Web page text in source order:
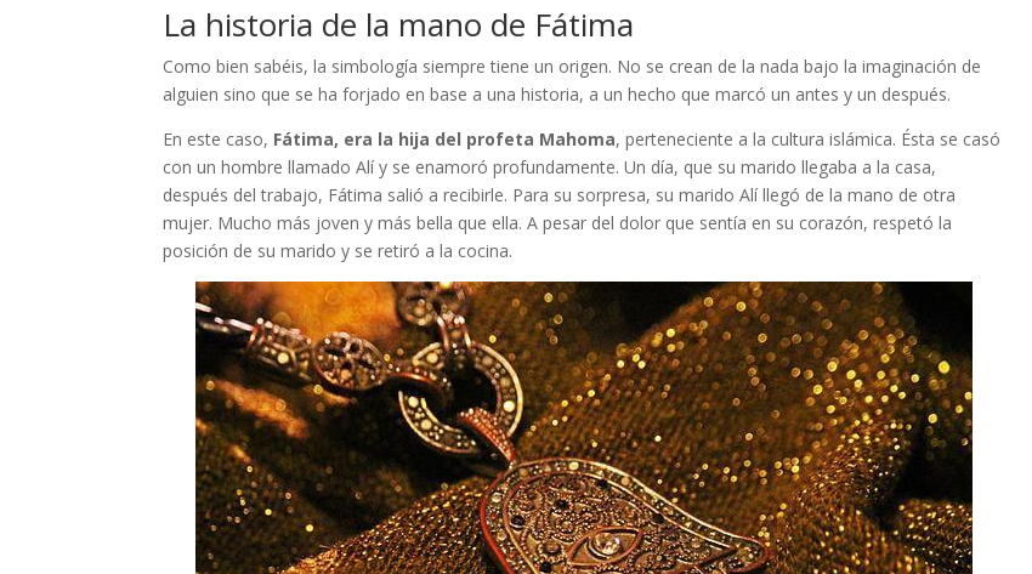
La historia de la mano de Fátima
Como bien sabéis, la simbología siempre tiene un origen. No se crean de la nada bajo la imaginación de
alguien sino que se ha forjado en base a una historia, a un hecho que marcó un antes y un después.
En este caso, Fátima, era la hija del profeta Mahoma, perteneciente a la cultura islámica. Ésta se casó
con un hombre llamado Alí y se enamoró profundamente. Un día, que su marido llegaba a la casa,
después del trabajo, Fátima salió a recibirle. Para su sorpresa, su marido Alí llegó de la mano de otra
mujer. Mucho más joven y más bella que ella. A pesar del dolor que sentía en su corazón, respetó la
posición de su marido y se retiró a la cocina.